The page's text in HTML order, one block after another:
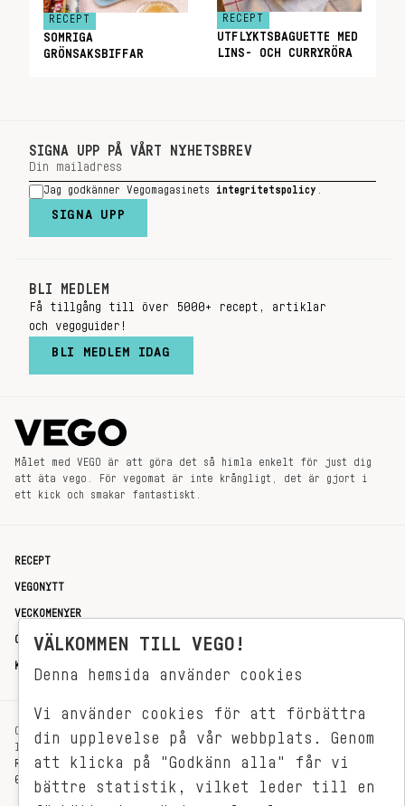
RECEPT
SOMRIGA
GRÖNSAKSBIFFAR
RECEPT
UTFLYKTSBAGUETTE MED
LINS- OCH CURRYRÖRA
SIGNA UPP PÅ VÅRT NYHETSBREV
Jag godkänner Vegomagasinets integritetspolicy
SIGNA UPP
BLI MEDLEM
Få tillgång till över 5000+ recept, artiklar
och vegoguider!
BLI MEDLEM IDAG
Målet med VEGO är att göra det så himla enkelt för just dig
att äta vego. För vegomat är inte krångligt, det är gjort i
ett kick och smakar fantastiskt.
RECEPT
VEGONYTT
VECKOMENYER
OM OSS
KONTAKT
OXENSTIERNSGATAN 33
114 27 STOCKHOLM
REDAKTIONEN@VEGOMAGASINET.SE
08-799 62 01
VÄLKOMMEN TILL VEGO!
Denna hemsida använder cookies
Vi använder cookies för att förbättra
din upplevelse på vår webbplats. Genom
att klicka på "Godkänn alla" får vi
bättre statistik, vilket leder till en